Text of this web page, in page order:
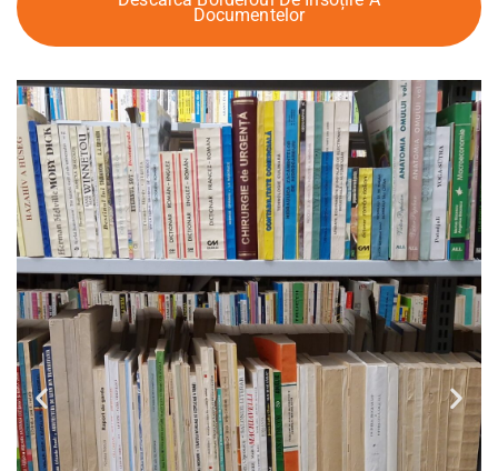
Documentelor